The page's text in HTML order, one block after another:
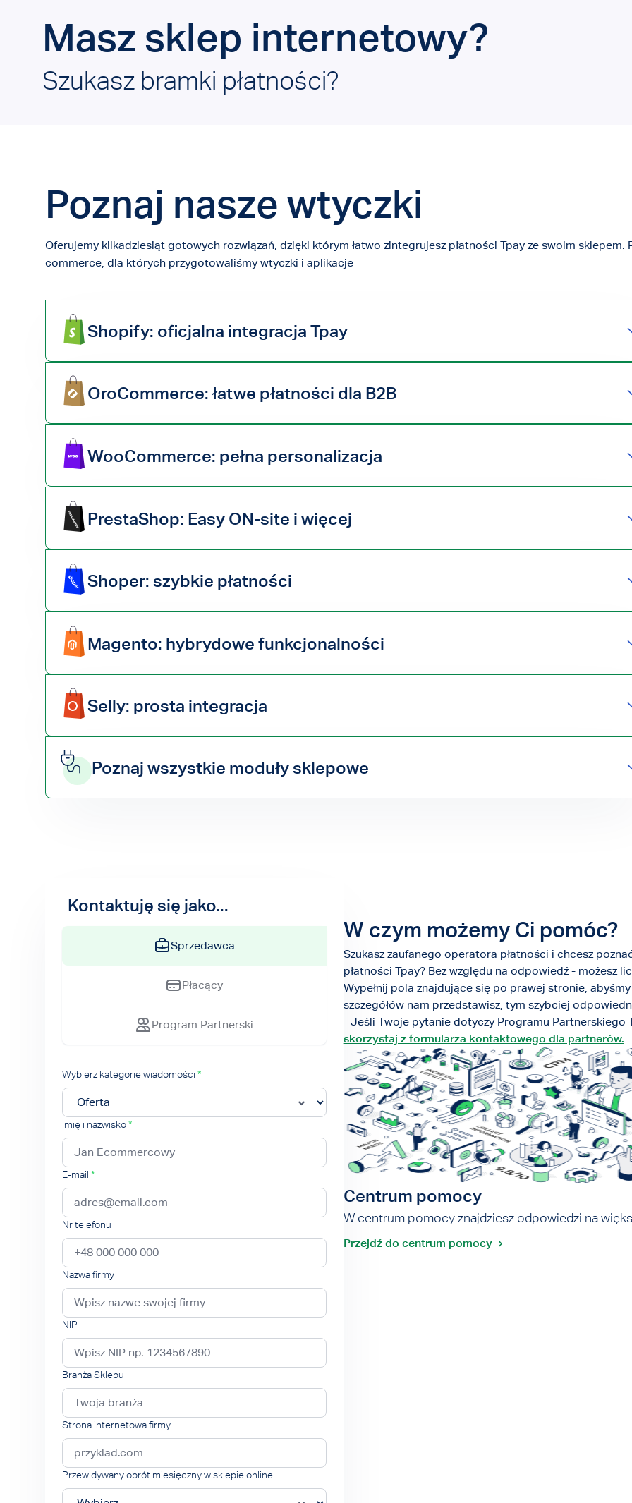
Masz sklep internetowy?
Szukasz bramki płatności?
Poznaj nasze wtyczki
Oferujemy kilkadziesiąt gotowych rozwiązań, dzięki którym łatwo zintegrujesz płatności Tpay ze swoim
commerce, dla których przygotowaliśmy wtyczki i aplikacje
Shopify: oficjalna integracja Tpay
OroCommerce: łatwe płatności dla B2B
WooCommerce: pełna personalizacja
PrestaShop: Easy ON-site i więcej
Shoper: szybkie płatności
Magento: hybrydowe funkcjonalności
Selly: prosta integracja
Poznaj wszystkie moduły sklepowe
W czym możemy Ci pomóc?
Szukasz zaufanego operatora płatności i chcesz
płatności Tpay? Bez względu na odpowiedź - możesz
Wypełnij pola znajdujące się po prawej stronie,
szczegółów nam przedstawisz, tym szybciej
Jeśli Twoje pytanie dotyczy Programu Partnerskiego
skorzystaj z formularza kontaktowego dla partnerów.
Centrum pomocy
W centrum pomocy znajdziesz odpowiedzi na
Przejdź do centrum pomocy
Kontaktuję się jako...
Sprzedawca
Płacący
Program Partnerski
Wybierz kategorie wiadomości *
Imię i nazwisko*
E-mail *
Nr telefonu
Nazwa firmy
NIP
Branża Sklepu
Strona internetowa firmy
Przewidywany obrót miesięczny w sklepie online